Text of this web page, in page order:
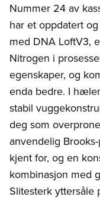
Nummer 24 av
har et oppdatert
med DNA LoftV3,
Nitrogen i
egenskaper, og
enda bedre. I
stabil
deg som
anvendelig
kjent for, og en
kombinasjon med
Slitesterk yttersåle